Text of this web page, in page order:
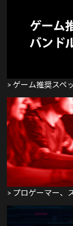
> ゲーム推奨スペ
> プロゲーマー、